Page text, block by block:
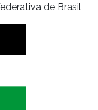
de Brasil